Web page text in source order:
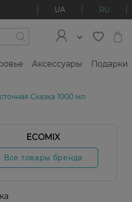
UA RU
Аксессуары Подарки
Сказка 1000 мл
ECOMIX
Все товары бренда